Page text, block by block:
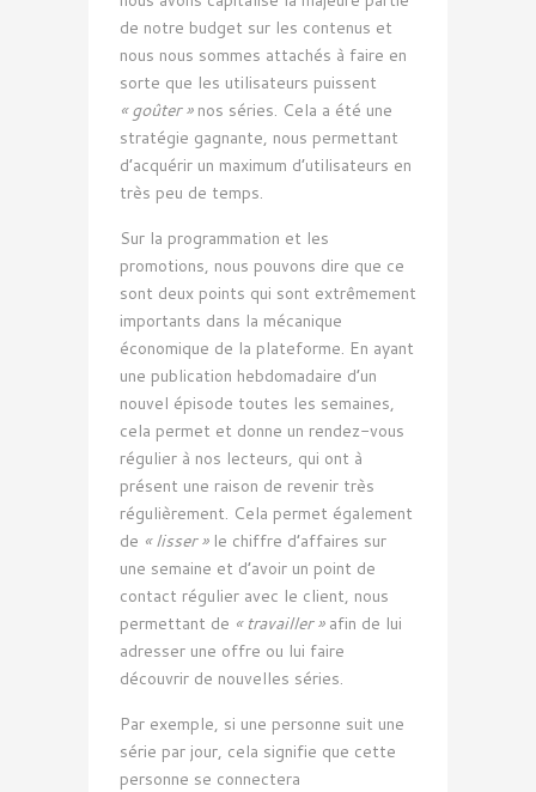
de notre budget sur les contenus et
nous nous sommes attachés à faire en
sorte que les utilisateurs puissent
« goûter »nos séries. Cela a été une
stratégie gagnante, nous permettant
d’acquérir un maximum d’utilisateurs en
très peu de temps.
Sur la programmation et les
promotions, nous pouvons dire que ce
sont deux points qui sont extrêmement
importants dans la mécanique
économique de la plateforme. En ayant
une publication hebdomadaire d’un
nouvel épisode toutes les semaines,
cela permet et donne un rendez-vous
régulier à nos lecteurs, qui ont à
présent une raison de revenir très
régulièrement. Cela permet également
de « lisser »le chiffre d’affaires sur
une semaine et d’avoir un point de
contact régulier avec le client, nous
permettant de « travailler »afin de lui
adresser une offre ou lui faire
découvrir de nouvelles séries.
Par exemple, si une personne suit une
série par jour, cela signifie que cette
personne se connectera